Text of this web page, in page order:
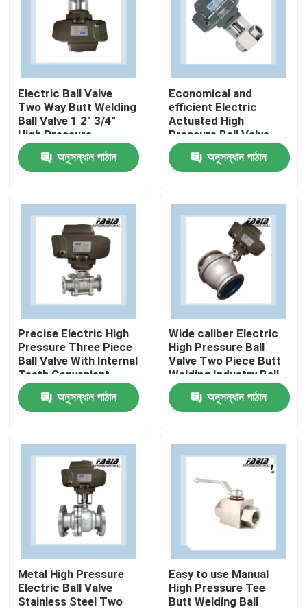
আমাদের সম্পর্কে
কারখানা ভ্রমণ
আমাদের সাথে যোগাযোগ
উদ্ধৃতির জন্য আবেদন
বায়ুসংক্রান্ত বল ভালভ
বায়ুসংক্রান্ত প্রজাপতি ভালভ
Electric Ball Valve
Two Way Butt Welding
Ball Valve 1 2" 3/4"
High Pressure
অনুসন্ধান পাঠান
Economical and
efficient Electric
Actuated High
Pressure Ball Valve
Two Way
অনুসন্ধান পাঠান
Precise Electric High
Pressure Three Piece
Ball Valve With Internal
Teeth Convenient
অনুসন্ধান পাঠান
Wide caliber Electric
High Pressure Ball
Valve Two Piece Butt
Welding Industry Ball
Valve
অনুসন্ধান পাঠান
Metal High Pressure
Electric Ball Valve
Stainless Steel Two
Easy to use Manual
High Pressure Tee
Butt Welding Ball